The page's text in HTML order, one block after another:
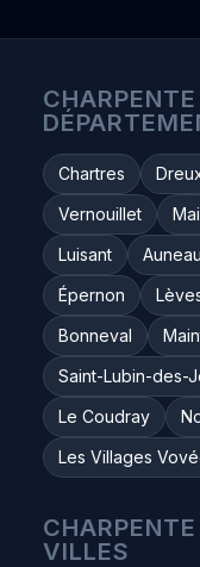
Chartres
Vernouillet
Luisant
Épernon
Bonneval
Saint-Lubin-des-
Le Coudray
Les Villages
VILLES